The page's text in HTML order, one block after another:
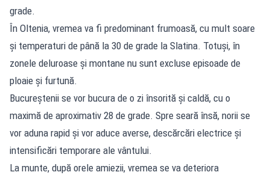
grade.
În Oltenia, vremea va fi predominant frumoasă, cu mult soare
și temperaturi de până la 30 de grade la Slatina. Totuși, în
zonele deluroase și montane nu sunt excluse episoade de
ploaie și furtună.
Bucureștenii se vor bucura de o zi însorită și caldă, cu o
maximă de aproximativ 28 de grade. Spre seară însă, norii se
vor aduna rapid și vor aduce averse, descărcări electrice și
intensificări temporare ale vântului.
La munte, după orele amiezii, vremea se va deteriora